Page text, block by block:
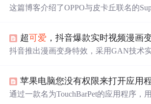
启蒙，还能锻炼孩子多元智能。
这篇博客介绍了OPPO与皮卡丘联名的
OOC快充技术，支持最高50W的快充规
内地限定销售，但其快速充电性能和可爱
超可爱 ，抖音爆款实时视频漫画
抖音推出漫画变身特效，采用GAN技术
构，确保效果与性能，首次实现全球范
成。
通过一款名为TouchBarPet的应用程序，